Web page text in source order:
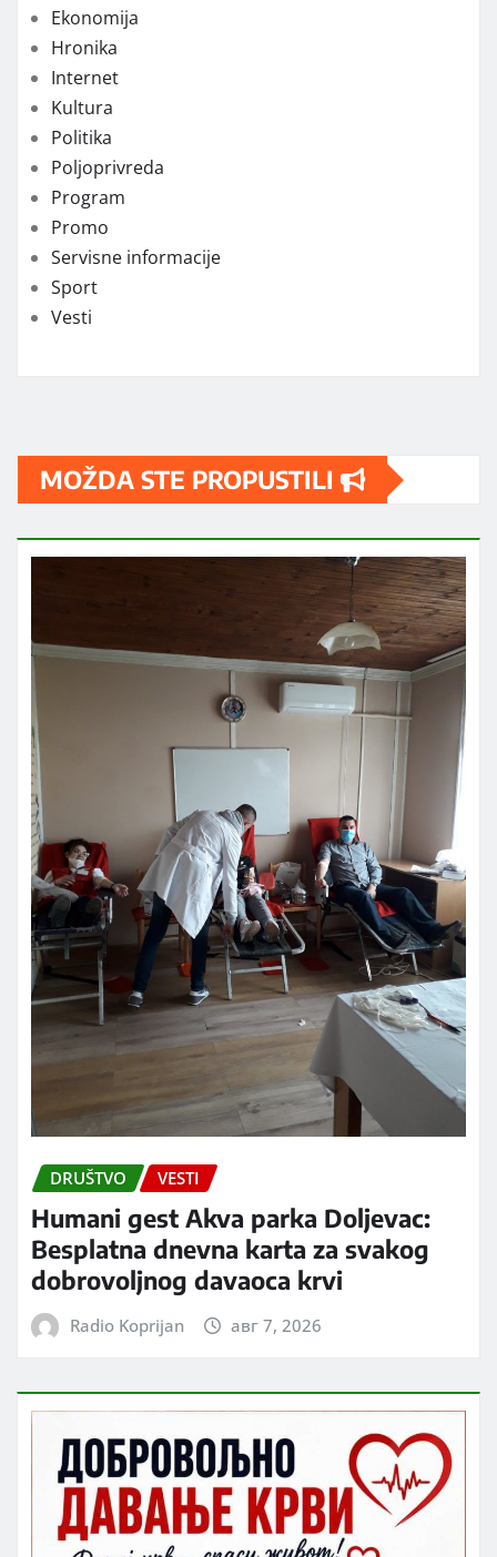
Ekonomija
Hronika
Internet
Kultura
Politika
Poljoprivreda
Program
Promo
Servisne informacije
Sport
Vesti
MOŽDA STE PROPUSTILI
DRUŠTVO VESTI
Humani gest Akva parka Doljevac:
Besplatna dnevna karta za svakog
dobrovoljnog davaoca krvi
Radio Koprijan авг 7, 2026